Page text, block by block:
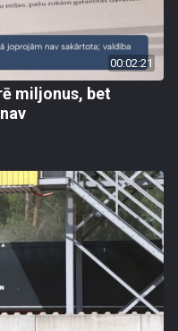
00:02:21
miljonus, bet